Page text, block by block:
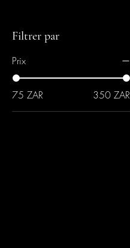
Filtrer par
Prix
75 ZAR 350 ZAR